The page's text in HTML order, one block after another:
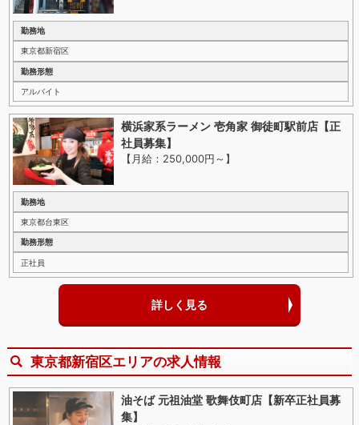
勤務地
東京都新宿区
勤務形態
アルバイト
横浜家系ラーメン 壱角家 御徒町駅前店【正
社員募集】
【月給：250,000円～ 】
勤務地
東京都台東区
勤務形態
正社員
詳しく見る
東京都新宿区エリアの求人情報
油そば 元祖油堂 歌舞伎町店【新卒正社員募
集】